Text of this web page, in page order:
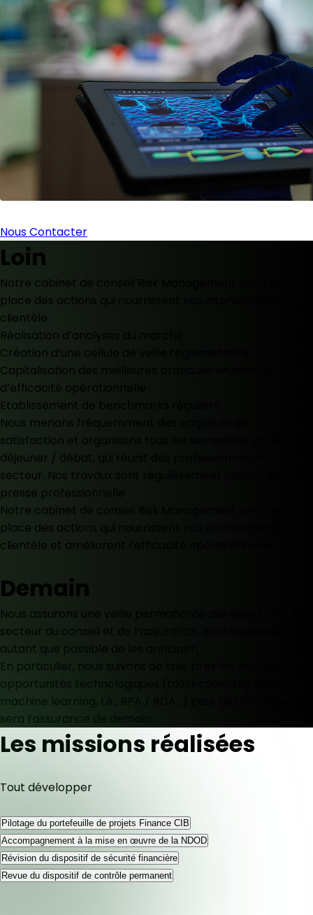
Nous Contacter
Loin
Notre cabinet de conseil Risk Management a mis en
place des actions qui nourrissent nos interventions en
clientèle :
Réalisation d’analyses du marché
Création d’une cellule de veille réglementaire
Capitalisation des meilleures pratiques en termes
d’efficacité opérationnelle
Etablissement de benchmarks réguliers
Nous menons fréquemment des enquêtes de
satisfaction et organisons tous les semestres un petit-
déjeuner / débat, qui réunit des professionnels du
secteur. Nos travaux sont régulièrement publiés dans la
presse professionnelle
Notre cabinet de conseil Risk Management a mis en
place des actions qui nourrissent nos interventions en
clientèle et améliorent l’efficacité opérationnelle.
Demain
Nous assurons une veille permanente des évolutions du
secteur du conseil et de l’assurance, ainsi nous essayons
autant que possible de les anticiper.
En particulier, nous suivons de très près les nouvelles
opportunités technologiques (blockchain, big data,
machine learning, I.A., RPA / RDA…) pour définir ce que
sera l’assurance de demain.
Les missions réalisées
Tout développer
Pilotage du portefeuille de projets Finance CIB
Accompagnement à la mise en œuvre de la NDOD
Révision du dispositif de sécurité financière
Revue du dispositif de contrôle permanent